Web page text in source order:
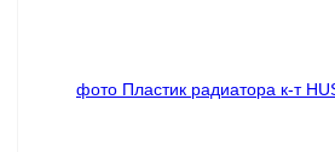
наличии